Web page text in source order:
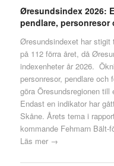
Øresundsindex 2026:
pendlare, personresor
Øresundsindexet har stigit
på 112 förra året, då
indexenheter år 2026.
personresor, pendlare och
göra Öresundsregionen till
Endast en indikator har
Skåne. Årets tema i
kommande Fehmarn Bält-
Läs mer →